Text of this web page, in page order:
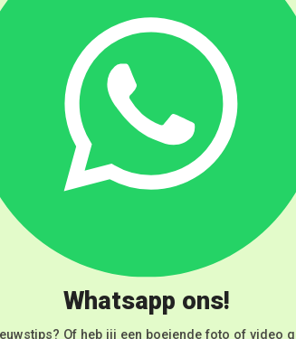
Whatsapp ons!
Of heb jij een boeiende foto of video